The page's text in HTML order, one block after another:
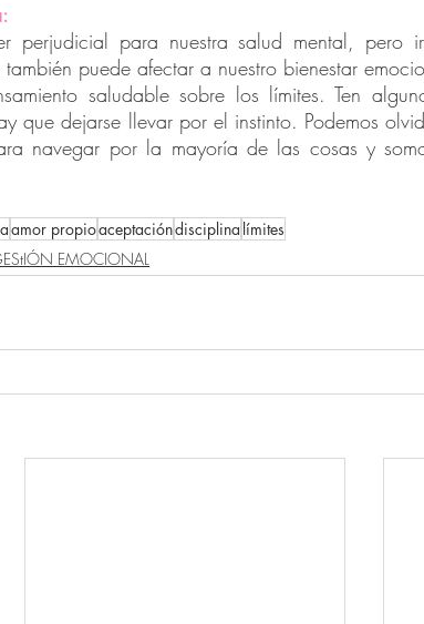
perjudicial para nuestra salud mental, pero
puede afectar a nuestro bienestar
saludable sobre los límites. Ten
que dejarse llevar por el instinto. Podemos
navegar por la mayoría de las cosas y
amor propioaceptacióndisciplina límites
EMOCIONAL